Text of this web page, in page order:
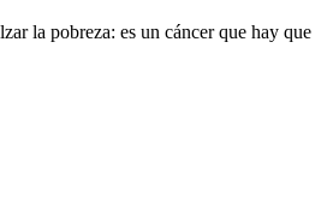
la pobreza: es un cáncer que hay que